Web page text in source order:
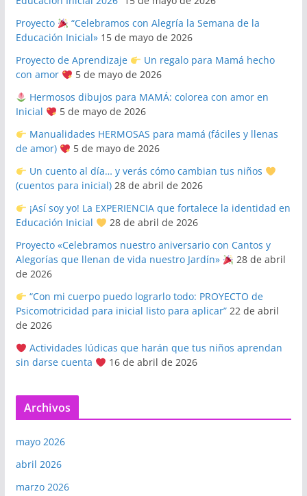
Proyecto
“Celebramos con Alegría la Semana de la
Educación Inicial» 15 de mayo de 2026
Proyecto de Aprendizaje
Un regalo para Mamá hecho
con amor
5 de mayo de 2026
Hermosos dibujos para MAMÁ: colorea con amor en
Inicial
5 de mayo de 2026
Manualidades HERMOSAS para mamá (fáciles y llenas
de amor)
5 de mayo de 2026
Un cuento al día… y verás cómo cambian tus niños
(cuentos para inicial) 28 de abril de 2026
¡Así soy yo! La EXPERIENCIA que fortalece la identidad en
Educación Inicial
28 de abril de 2026
Proyecto «Celebramos nuestro aniversario con Cantos y
Alegorías que llenan de vida nuestro Jardín»
28 de abril
de 2026
“Con mi cuerpo puedo lograrlo todo: PROYECTO de
Psicomotricidad para inicial listo para aplicar” 22 de abril
de 2026
Actividades lúdicas que harán que tus niños aprendan
sin darse cuenta
16 de abril de 2026
Archivos
mayo 2026
abril 2026
marzo 2026